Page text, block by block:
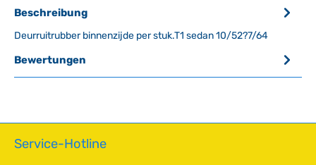
Beschreibung
Deurruitrubber binnenzijde per stuk.T1 sedan 10/52?7/64
Bewertungen
Service-Hotline